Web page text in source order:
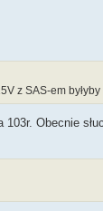
z SAS-em
Obecnie